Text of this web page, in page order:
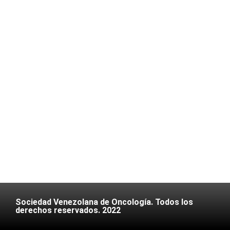
Sociedad Venezolana de Oncología. Todos los
derechos reservados. 2022